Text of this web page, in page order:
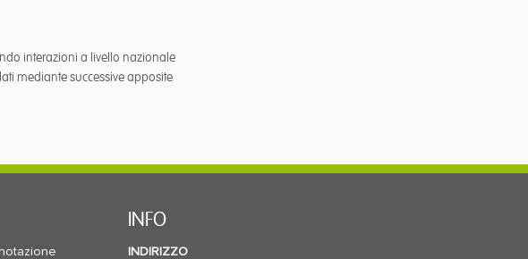
interazioni a livello nazionale
mediante successive apposite
INFO
INDIRIZZO